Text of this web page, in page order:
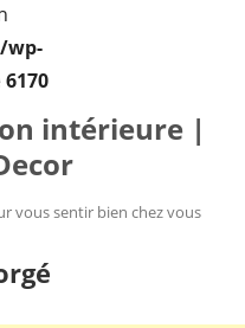
wp-
6170
intérieure |
vous sentir bien chez vous